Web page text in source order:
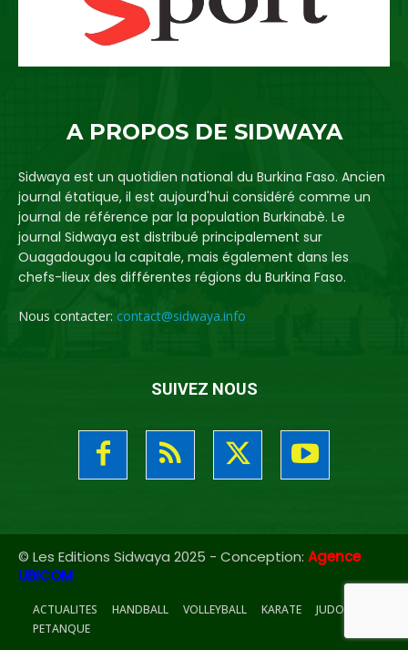
A PROPOS DE SIDWAYA
Sidwaya est un quotidien national du Burkina Faso. Ancien
journal étatique, il est aujourd'hui considéré comme un
journal de référence par la population Burkinabè. Le
journal Sidwaya est distribué principalement sur
Ouagadougou la capitale, mais également dans les
chefs-lieux des différentes régions du Burkina Faso.
Nous contacter: contact@sidwaya.info
SUIVEZ NOUS
© Les Editions Sidwaya 2025 - Conception: Agence
UBICOM
ACTUALITES HANDBALL VOLLEYBALL KARATE
JUDO
PETANQUE